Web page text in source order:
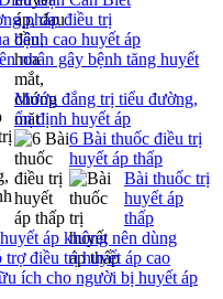
pháp điều trị
bệnh cao huyết áp
nhân gây bệnh tăng huyết
Mướp đắng trị tiểu đường,
ổn định huyết áp
6 Bài thuốc điều trị
huyết áp thấp
Bài thuốc trị
huyết áp
thấp
áp không nên dùng
điều trị huyết áp cao
ích cho người bị huyết áp